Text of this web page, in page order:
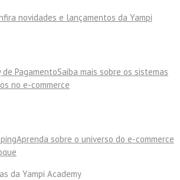
novidades e lançamentos da Yampi
de PagamentoSaiba mais sobre os sistemas
no e-commerce
Aprenda sobre o universo do e-commerce
da Yampi Academy